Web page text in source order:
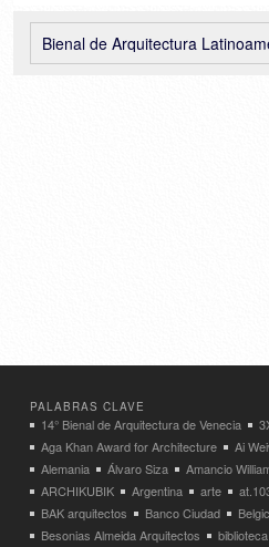
Bienal de Arquitectura Latinoamericana BAL 2011,
PALABRAS CLAVE
14° Bienal de Arquitectura de Venecia
Aga Khan Award for Architecture
Ai
Alemania
Álvaro Siza Amancio
ARCHIKUBIK
Argentina arte
BAK arquitectos
Banco Ciudad
Besonias Almeida Arquitectos
biblioteca